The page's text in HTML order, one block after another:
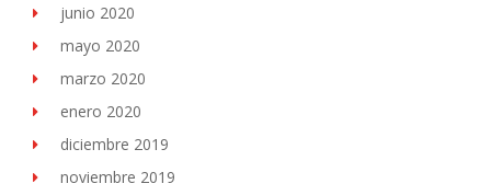
junio 2020
mayo 2020
marzo 2020
enero 2020
diciembre 2019
noviembre 2019